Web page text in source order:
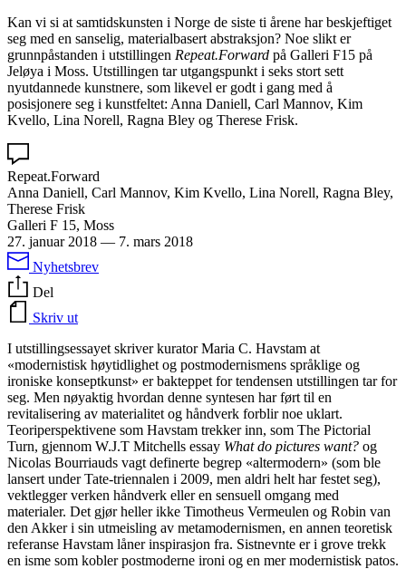
Kan vi si at samtidskunsten i Norge de siste ti årene har beskjeftiget
seg med en sanselig, materialbasert abstraksjon? Noe slikt er
grunnpåstanden i utstillingen Repeat.Forward på Galleri F15 på
Jeløya i Moss. Utstillingen tar utgangspunkt i seks stort sett
nyutdannede kunstnere, som likevel er godt i gang med å
posisjonere seg i kunstfeltet: Anna Daniell, Carl Mannov, Kim
Kvello, Lina Norell, Ragna Bley og Therese Frisk.
Repeat.Forward
Anna Daniell, Carl Mannov, Kim Kvello, Lina Norell, Ragna Bley,
Therese Frisk
Galleri F 15, Moss
27. januar 2018 — 7. mars 2018
Nyhetsbrev
Del
Skriv ut
I utstillingsessayet skriver kurator Maria C. Havstam at
«modernistisk høytidlighet og postmodernismens språklige og
ironiske konseptkunst» er bakteppet for tendensen utstillingen tar for
seg. Men nøyaktig hvordan denne syntesen har ført til en
revitalisering av materialitet og håndverk forblir noe uklart.
Teoriperspektivene som Havstam trekker inn, som The Pictorial
Turn, gjennom W.J.T Mitchells essay What do pictures want? og
Nicolas Bourriauds vagt definerte begrep «altermodern» (som ble
lansert under Tate-triennalen i 2009, men aldri helt har festet seg),
vektlegger verken håndverk eller en sensuell omgang med
materialer. Det gjør heller ikke Timotheus Vermeulen og Robin van
den Akker i sin utmeisling av metamodernismen, en annen teoretisk
referanse Havstam låner inspirasjon fra. Sistnevnte er i grove trekk
en isme som kobler postmoderne ironi og en mer modernistisk patos.